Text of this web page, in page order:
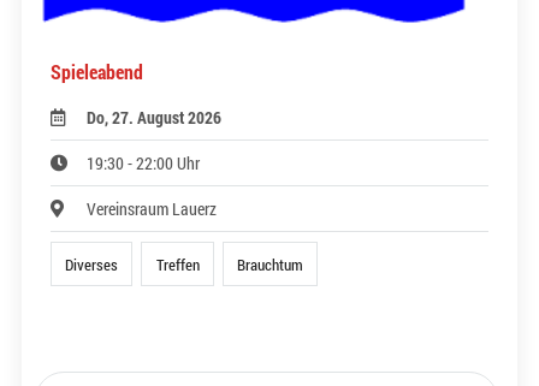
Spieleabend
Do, 27. August 2026
19:30 - 22:00 Uhr
Vereinsraum Lauerz
Diverses Treffen Brauchtum